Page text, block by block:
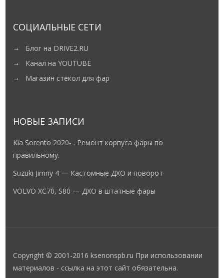
СОЦИАЛЬНЫЕ СЕТИ
Блог на DRIVE2.RU
Канал на YOUTUBE
Магазин стекол для фар
НОВЫЕ ЗАПИСИ
Kia Sorento 2020- . Ремонт корпуса фары по
правильному.
Suzuki Jimny 4 — Кастомные ДХО и поворот
VOLVO XC70, S80 — ДХО в штатные фары
Copyright © 2001-2016 ksenonspb.ru При использовании
материалов - ссылка на этот сайт обязательна.